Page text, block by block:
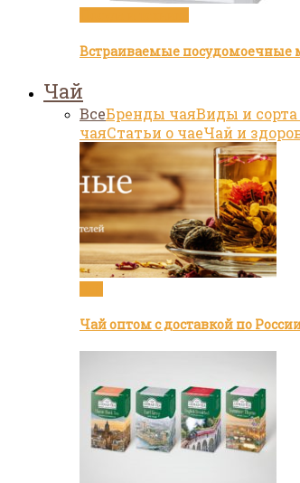
Встраиваемые
Чай
ВсеБренды чаяВиды и сорта
чаяСтатьи о чаеЧай и
Чай оптом с доставкой по